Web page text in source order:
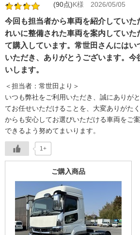
(90点)K様 2026/05/05
今回も担当者から車両を紹介していた
れいに整備された車両を案内していた
て購入しています。常世田さんにはい
いただき、ありがとうございます。今
いします。
＜担当者：常世田より＞
いつも弊社をご利用いただき、誠にありが
てお任せいただけることを、大変ありがた
からも安心してお選びいただける車両をご
できるよう努めてまいります。
1+
ご購入商品